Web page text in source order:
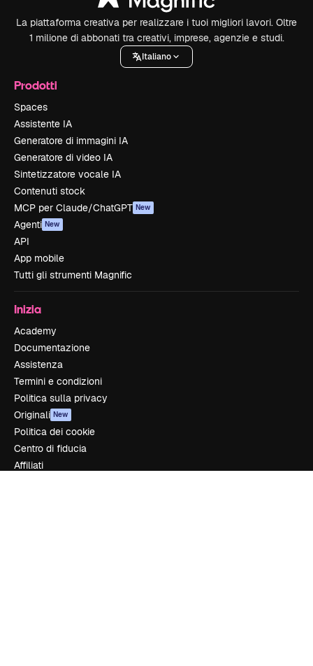
La piattaforma creativa per realizzare i tuoi migliori lavori. Oltre
1 milione di abbonati tra creativi, imprese, agenzie e studi.
Italiano
Prodotti
Spaces
Assistente IA
Generatore di immagini IA
Generatore di video IA
Sintetizzatore vocale IA
Contenuti stock
MCP per Claude/ChatGPT New
Agenti New
API
App mobile
Tutti gli strumenti Magnific
Inizia
Academy
Documentazione
Assistenza
Termini e condizioni
Politica sulla privacy
Originali New
Politica dei cookie
Centro di fiducia
Affiliati